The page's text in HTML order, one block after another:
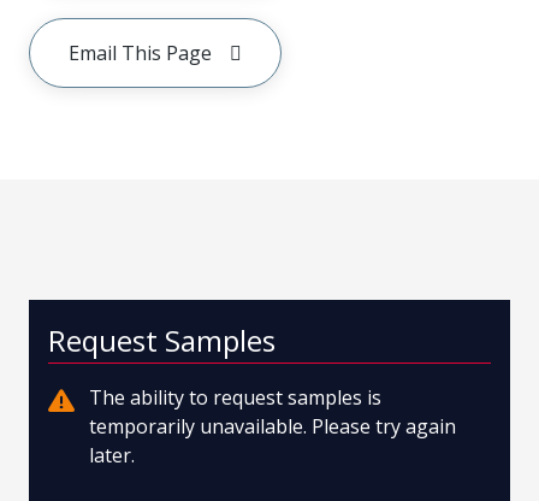
Email This Page
Request Samples
The ability to request samples is
temporarily unavailable. Please try again
later.